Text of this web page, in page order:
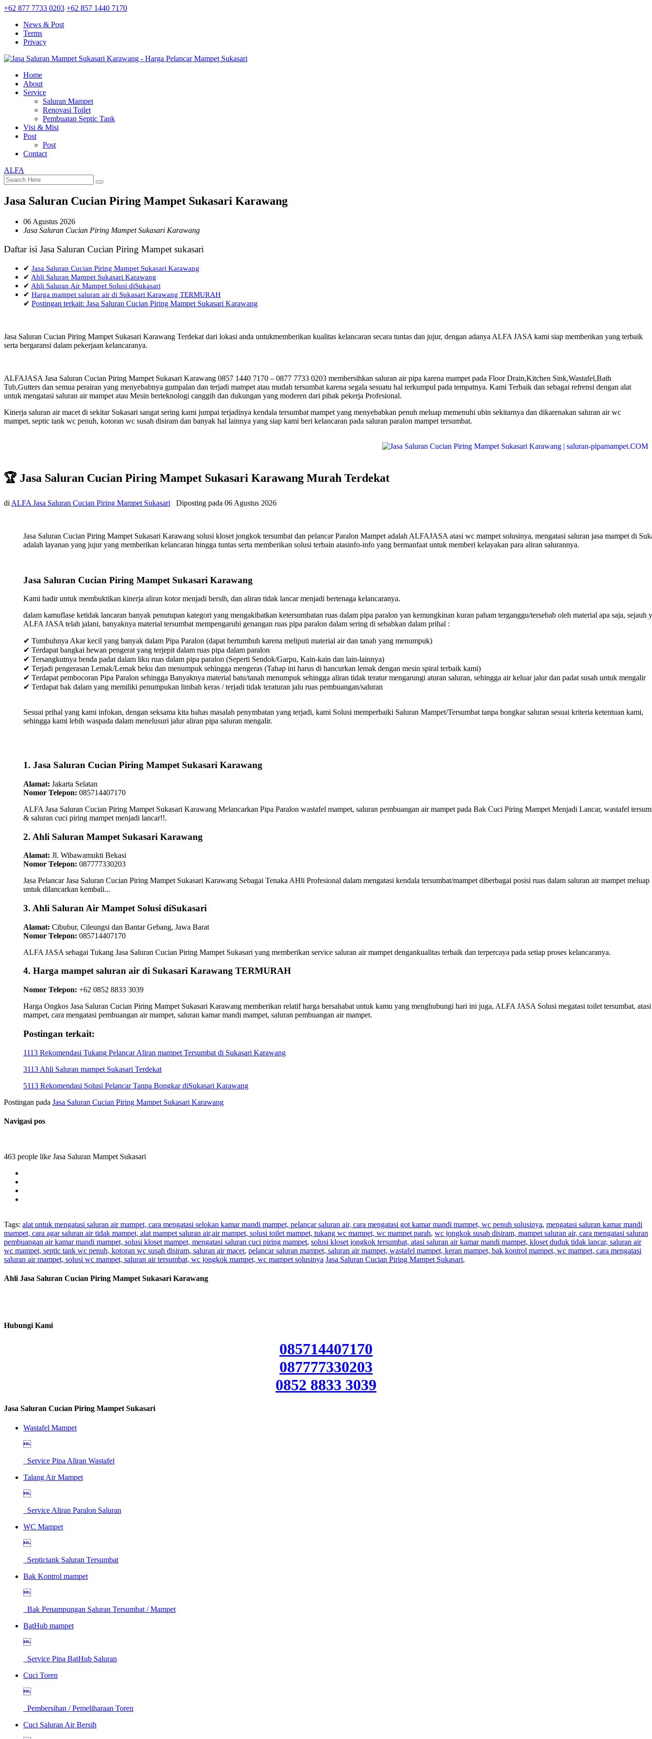
+62 877 7733 0203 +62 857 1440 7170
News & Post
Terms
Privacy
Home
About
Service
Saluran Mampet
Renovasi Toilet
Pembuatan Septic Tank
Visi & Misi
Post
Post
Contact
ALFA
Jasa Saluran Cucian Piring Mampet Sukasari Karawang
06 Agustus 2026
Jasa Saluran Cucian Piring Mampet Sukasari Karawang
Daftar isi Jasa Saluran Cucian Piring Mampet sukasari
✔ Jasa Saluran Cucian Piring Mampet Sukasari Karawang
✔ Ahli Saluran Mampet Sukasari Karawang
✔ Ahli Saluran Air Mampet Solusi diSukasari
✔ Harga mampet saluran air di Sukasari Karawang TERMURAH
✔ Postingan terkait: Jasa Saluran Cucian Piring Mampet Sukasari Karawang
Jasa Saluran Cucian Piring Mampet Sukasari Karawang Terdekat dari lokasi anda untukmemberikan kualitas kelancaran secara tuntas dan jujur, dengan adanya ALFA JASA kami siap memberikan yang terbaik
serta bergaransi dalam pekerjaan kelancaranya.
ALFAJASA Jasa Saluran Cucian Piring Mampet Sukasari Karawang 0857 1440 7170 – 0877 7733 0203 membersihkan saluran air pipa karena mampet pada Floor Drain,Kitchen Sink,Wastafel,Bath
Tub,Gutters dan semua perairan yang menyebabnya gumpalan dan terjadi mampet atau mudah tersumbat karena segala sesuatu hal terkumpul pada tempatnya. Kami Terbaik dan sebagai refrensi dengan alat
untuk mengatasi saluran air mampet atau Mesin berteknologi canggih dan dukungan yang moderen dari pihak pekerja Profesional.
Kinerja saluran air macet di sekitar Sukasari sangat sering kami jumpai terjadinya kendala tersumbat mampet yang menyebabkan penuh meluap memenuhi ubin sekitarnya dan dikarenakan saluran air wc
mampet, septic tank wc penuh, kotoran wc susah disiram dan banyak hal lainnya yang siap kami beri kelancaran pada saluran paralon mampet tersumbat.
🏆 Jasa Saluran Cucian Piring Mampet Sukasari Karawang Murah Terdekat
di ALFA Jasa Saluran Cucian Piring Mampet Sukasari Diposting pada 06 Agustus 2026
Jasa Saluran Cucian Piring Mampet Sukasari Karawang solusi kloset jongkok tersumbat dan pelancar Paralon Mampet adalah ALFAJASA atasi wc mampet solusinya, mengatasi saluran jasa mampet di
adalah layanan yang jujur yang memberikan kelancaran hingga tuntas serta memberikan solusi terbain atasinfo-info yang bermanfaat untuk memberi kelayakan para aliran salurannya.
Jasa Saluran Cucian Piring Mampet Sukasari Karawang
Kami hadir untuk membuktikan kinerja aliran kotor menjadi bersih, dan aliran tidak lancar menjadi bertenaga kelancaranya.
dalam kamuflase ketidak lancaran banyak penutupan kategori yang mengakibatkan ketersumbatan ruas dalam pipa paralon yan kemungkinan kuran paham terganggu/tersebab oleh material apa saja, sejauh
ALFA JASA telah jalani, banyaknya material tersumbat mempengaruhi genangan ruas pipa paralon dalam sering di sebabkan dalam prihal :
✔ Tumbuhnya Akar kecil yang banyak dalam Pipa Paralon (dapat bertumbuh karena meliputi material air dan tanah yang menumpuk)
✔ Terdapat bangkai hewan pengerat yang terjepit dalam ruas pipa dalam paralon
✔ Tersangkutnya benda padat dalam liku ruas dalam pipa paralon (Seperti Sendok/Garpu, Kain-kain dan lain-lainnya)
✔ Terjadi pengerasan Lemak/Lemak beku dan menumpuk sehingga mengeras (Tahap ini harus di hancurkan lemak dengan mesin spiral terbaik kami)
✔ Terdapat pembocoran Pipa Paralon sehingga Banyaknya material batu/tanah menumpuk sehingga aliran tidak teratur mengarungi aturan saluran, sehingga air keluar jalur dan padat susah untuk mengalir
✔ Terdapat bak dalam yang memiliki penumpukan limbah keras / terjadi tidak teraturan jalu ruas pembuangan/saluran
Sesuai prihal yang kami infokan, dengan seksama kita bahas masalah penymbatan yang terjadi, kami Solusi memperbaiki Saluran Mampet/Tersumbat tanpa bongkar saluran sesuai kriteria ketentuan kami,
sehingga kami lebih waspada dalam menelusuri jalur aliran pipa saluran mengalir.
1. Jasa Saluran Cucian Piring Mampet Sukasari Karawang
Alamat: Jakarta Selatan
Nomor Telepon: 085714407170
ALFA Jasa Saluran Cucian Piring Mampet Sukasari Karawang Melancarkan Pipa Paralon wastafel mampet, saluran pembuangan air mampet pada Bak Cuci Piring Mampet Menjadi Lancar, wastafel
& saluran cuci piring mampet menjadi lancar!!.
2. Ahli Saluran Mampet Sukasari Karawang
Alamat: Jl. Wibawamukti Bekasi
Nomor Telepon: 087777330203
Jasa Pelancar Jasa Saluran Cucian Piring Mampet Sukasari Karawang Sebagai Tenaka AHli Profesional dalam mengatasi kendala tersumbat/mampet diberbagai posisi ruas dalam saluran air mampet meluap
untuk dilancarkan kembali...
3. Ahli Saluran Air Mampet Solusi diSukasari
Alamat: Cibubur, Cileungsi dan Bantar Gebang, Jawa Barat
Nomor Telepon: 085714407170
ALFA JASA sebagai Tukang Jasa Saluran Cucian Piring Mampet Sukasari yang memberikan service saluran air mampet dengankualitas terbaik dan terpercaya pada setiap proses kelancaranya.
4. Harga mampet saluran air di Sukasari Karawang TERMURAH
Nomor Telepon: +62 0852 8833 3039
Harga Ongkos Jasa Saluran Cucian Piring Mampet Sukasari Karawang memberikan relatif harga bersahabat untuk kamu yang menghubungi hari ini juga, ALFA JASA Solusi megatasi toilet tersumbat,
mampet, cara mengatasi pembuangan air mampet, saluran kamar mandi mampet, saluran pembuangan air mampet.
Postingan terkait:
1113 Rekomendasi Tukang Pelancar Aliran mampet Tersumbat di Sukasari Karawang
3113 Ahli Saluran mampet Sukasari Terdekat
5113 Rekomendasi Solusi Pelancar Tanpa Bongkar diSukasari Karawang
Postingan pada Jasa Saluran Cucian Piring Mampet Sukasari Karawang
Navigasi pos
463 people like Jasa Saluran Mampet Sukasari
Tags: alat untuk mengatasi saluran air mampet, cara mengatasi selokan kamar mandi mampet, pelancar saluran air, cara mengatasi got kamar mandi mampet, wc penuh solusinya, mengatasi saluran kamar mandi
mampet, cara agar saluran air tidak mampet, alat mampet saluran air,air mampet, solusi toilet mampet, tukang wc mampet, wc mampet parah, wc jongkok susah disiram, mampet saluran air, cara mengatasi saluran
pembuangan air kamar mandi mampet, solusi kloset mampet, mengatasi saluran cuci piring mampet, solusi kloset jongkok tersumbat, atasi saluran air kamar mandi mampet, kloset duduk tidak lancar, saluran air
wc mampet, septic tank wc penuh, kotoran wc susah disiram, saluran air macet, pelancar saluran mampet, saluran air mampet, wastafel mampet, keran mampet, bak kontrol mampet, wc mampet, cara mengatasi
saluran air mampet, solusi wc mampet, saluran air tersumbat, wc jongkok mampet, wc mampet solusinya Jasa Saluran Cucian Piring Mampet Sukasari,
Ahli Jasa Saluran Cucian Piring Mampet Sukasari Karawang
Hubungi Kami
085714407170
087777330203
0852 8833 3039
Jasa Saluran Cucian Piring Mampet Sukasari
Wastafel Mampet

Service Pipa Aliran Wastafel
Talang Air Mampet

Service Aliran Paralon Saluran
WC Mampet

Septictank Saluran Tersumbat
Bak Kontrol mampet

Bak Penampungan Saluran Tersumbat / Mampet
BatHub mampet

Service Pipa BatHub Saluran
Cuci Toren

Pembersihan / Pemeliharaan Toren
Cuci Saluran Air Bersih